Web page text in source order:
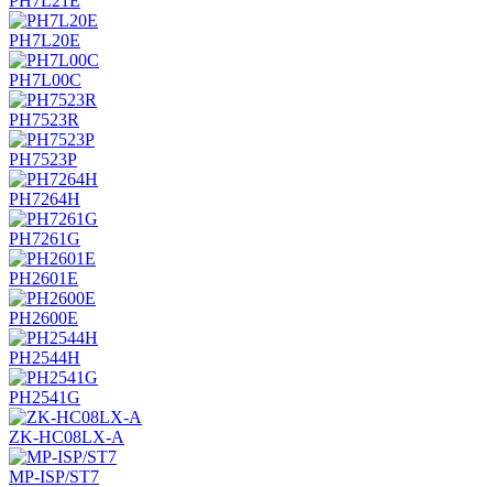
PH7L20E
PH7L00C
PH7523R
PH7523P
PH7264H
PH7261G
PH2601E
PH2600E
PH2544H
PH2541G
ZK-HC08LX-A
MP-ISP/ST7